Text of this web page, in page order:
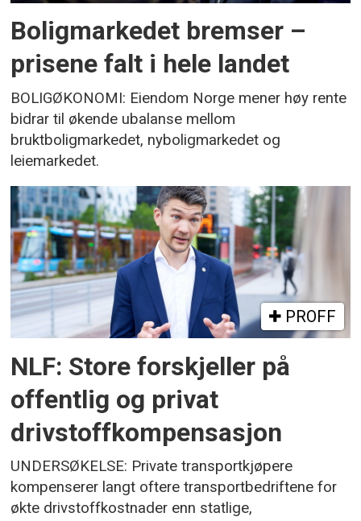
Boligmarkedet bremser –
prisene falt i hele landet
BOLIGØKONOMI: Eiendom Norge mener høy rente
bidrar til økende ubalanse mellom
bruktboligmarkedet, nyboligmarkedet og
leiemarkedet.
PROFF
NLF: Store forskjeller på
offentlig og privat
drivstoffkompensasjon
UNDERSØKELSE: Private transportkjøpere
kompenserer langt oftere transportbedriftene for
økte drivstoffkostnader enn statlige,